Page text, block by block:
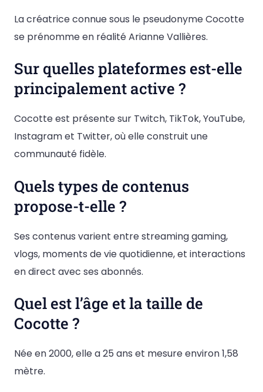
La créatrice connue sous le pseudonyme Cocotte
se prénomme en réalité Arianne Vallières.
Sur quelles plateformes est-elle
principalement active ?
Cocotte est présente sur Twitch, TikTok, YouTube,
Instagram et Twitter, où elle construit une
communauté fidèle.
Quels types de contenus
propose-t-elle ?
Ses contenus varient entre streaming gaming,
vlogs, moments de vie quotidienne, et interactions
en direct avec ses abonnés.
Quel est l’âge et la taille de
Cocotte ?
Née en 2000, elle a 25 ans et mesure environ 1,58
mètre.